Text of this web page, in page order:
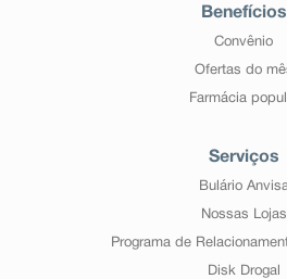
Benefícios
Convênio
Ofertas do
Farmácia
Serviços
Bulário
Nossas Lojas
Programa de
Disk Drogal